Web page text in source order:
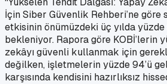
İçin Siber Güvenlik Rehberi’ne göre
etkisinin önümüzdeki üç yılda yüzde
bekleniyor. Rapora göre KOBİ’lerin
zekâyı güvenli kullanmak için
değilken, işletmelerin yüzde 94’ü
karşısında kendisini hazırlıksız